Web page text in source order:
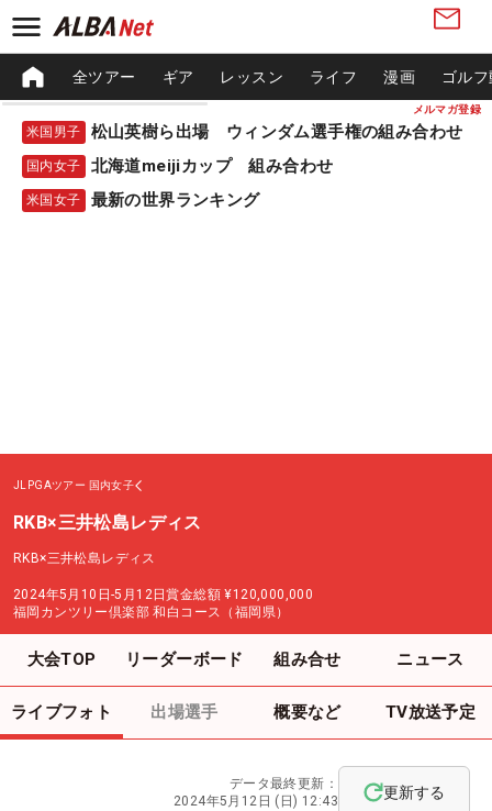
メルマガ登録
全ツアー ギア レッスン ライフ 漫画 ゴル
米国男子 松山英樹ら出場 ウィンダム選手権の組み合わせ
国内女子 北海道meijiカップ 組み合わせ
米国女子 最新の世界ランキング
JLPGAツアー 国内女子
RKB×三井松島レディス
RKB×三井松島レディス
2024年5月10日-5月12日賞金総額 ¥120,000,000
福岡カンツリー倶楽部 和白コース（福岡県）
大会TOP リーダーボード 組み合せ ニュース
ライブフォト 出場選手 概要など TV放送予定
データ最終更新：
2024年5月12日 (日) 12:43
更新する